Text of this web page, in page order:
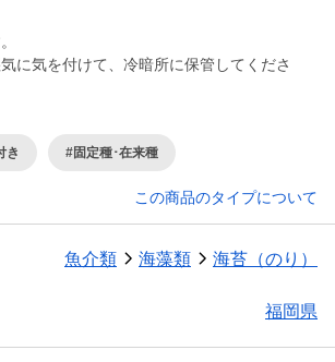
に気を付けて、冷暗所に保管してくださ
き #固定種･在来種
この商品のタイプについて
魚介類 海藻類 海苔（のり）
福岡県